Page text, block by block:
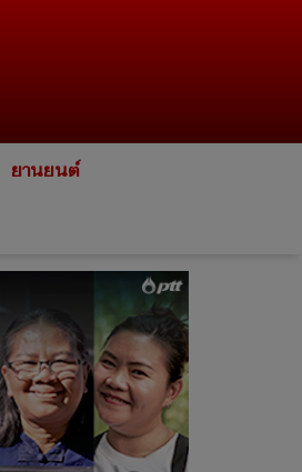
ยานยนต์